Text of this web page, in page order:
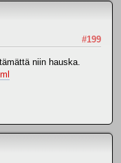
#199
niin hauska.